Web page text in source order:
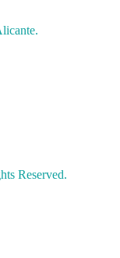
Reserved.